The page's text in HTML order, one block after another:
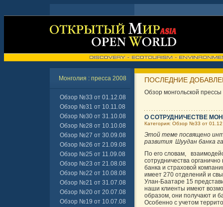
Монголия : пресса 2008
Обзор №33 от 01.12.08
Обзор №31 от 10.11.08
Обзор №30 от 31.10.08
Обзор №28 от 10.10.08
Обзор №27 от 30.09.08
Обзор №26 от 21.09.08
Обзор №25 от 11.09.08
Обзор №23 от 21.08.08
Обзор №22 от 10.08.08
Обзор №21 от 31.07.08
Обзор №20 от 20.07.08
Обзор №19 от 10.07.08
ПОСЛЕДНИЕ
Обзор монгольской
О СОТРУДНИЧЕСТВЕ
Категория: Обзор №33 от
Этой теме посвящено
развития Шуудан банка
По его словам,
сотрудничества
банка и страховой
имеет 270 отделений и
Улан-Баатаре 15
наши клиенты имеют
образом, они получают и
Особенно с учетом